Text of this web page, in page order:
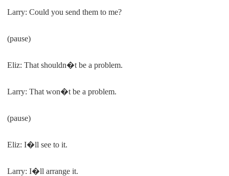
Larry: Could you send them to me?
(pause)
Eliz: That shouldn�t be a problem.
Larry: That won�t be a problem.
(pause)
Eliz: I�ll see to it.
Larry: I�ll arrange it.